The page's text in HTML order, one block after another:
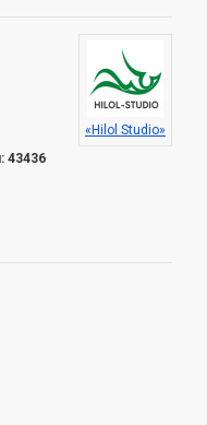
«Hilol Studio»
43436